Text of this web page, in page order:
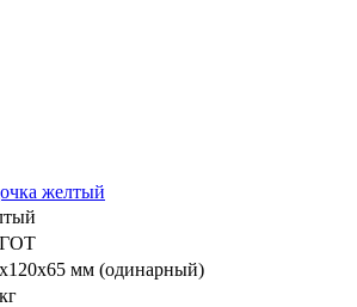
желтый
мм (одинарный)